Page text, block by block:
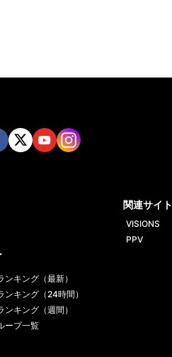
ンキング（最新）
ンキング（24時間）
ンキング（週間）
ープ一覧
関連サイト
VISIONS
PPV